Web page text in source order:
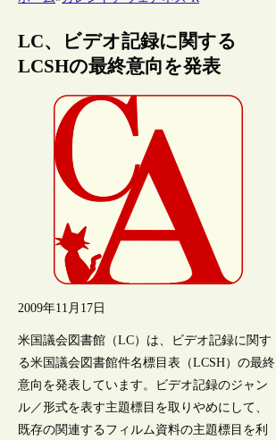
LC、ビデオ記録に関する
LCSHの最終意向を発表
2009年11月17日
米国議会図書館（LC）は、ビデオ記録に関す
る米国議会図書館件名標目表（LCSH）の最終
意向を発表しています。ビデオ記録のジャン
ル／形式を表す主題標目を取りやめにして、
既存の関連するフィルム資料の主題標目を利